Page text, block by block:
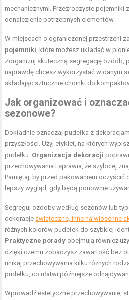
mechanicznymi. Przezroczyste pojemniki
odnalezienie potrzebnych elementów.
W miejscach o ograniczonej przestrzeni
pojemniki, które możesz układać w
Zorganizuj skuteczną segregację ozdób,
naprawdę chcesz wykorzystać w danym
składając sztucznie choinki do
Jak organizować i
sezonowe?
Dokładnie oznaczaj pudełka z
przyszłości. Użyj etykiet, na których
pudełku. Organizacja dekoracji
przechowywania i sprawia, że szybciej
Pamiętaj, by przed pakowaniem oczyścić
lepszy wygląd, gdy będą ponownie
Segreguj ozdoby według sezonów lub
dekoracjeświąteczne, inne na wiosenne
różnych kolorów pudełek do szybkiej
Praktyczne porady obejmują również
dzięki czemu zobaczysz zawartość bez
unikaj przechowywania kilku różnych
pudełku, co ułatwi późniejsze
Wprowadź estetyczne przechowywanie,